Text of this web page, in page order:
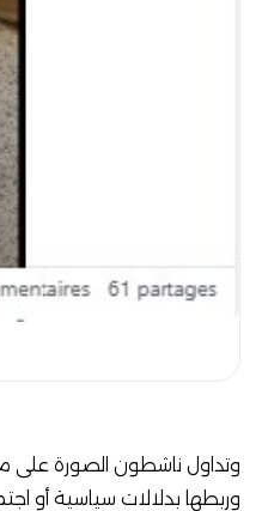
وتداول ناشطون الصورة على
وربطها بدلالات سياسية أو